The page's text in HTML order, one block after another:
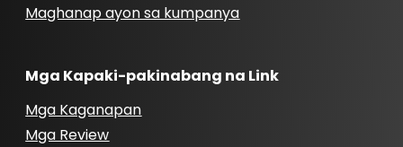
Maghanap ayon sa kumpanya
Mga Kapaki-pakinabang na Link
Mga Kaganapan
Mga Review